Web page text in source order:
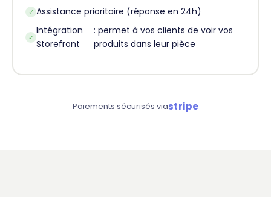
✓ Assistance prioritaire (réponse en 24h)
✓
Intégration
Storefront
: permet à vos clients de voir vos
produits dans leur pièce
Paiements sécurisés viastripe